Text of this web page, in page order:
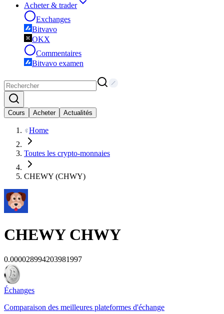
Acheter & trader
Exchanges
Bitvavo
OKX
Commentaires
Bitvavo examen
Cours Acheter Actualités
Home
Toutes les crypto-monnaies
CHEWY (CHWY)
CHEWY CHWY
0.000028994203981997
Échanges
Comparaison des meilleures plateformes d'échange